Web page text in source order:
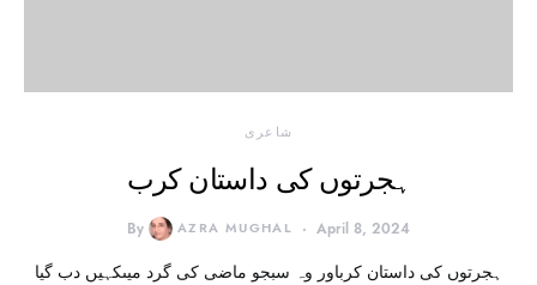
شاعری
ہجرتوں کی داستان کرب
By AZRA MUGHAL April 8, 2024
ہجرتوں کی داستان کرباور وہ سبجو ماضی کی گرد میںکہیں دب گیا